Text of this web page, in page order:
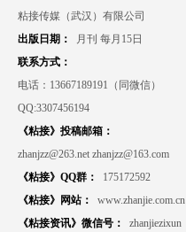
粘接传媒（武汉）有限公司
出版日期：
月刊 每月15日
联系方式：
电话：13667189191（同微信）
QQ:3307456194
《粘接》投稿邮箱：
zhanjzz@263.net zhanjzz@163.com
《粘接》QQ群：
175172592
《粘接》网站：
www.zhanjie.com.cn
《粘接资讯》微信号：
zhanjiezixun